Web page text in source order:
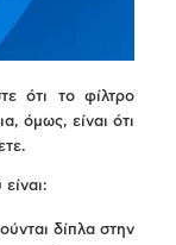
ότι το φίλτρο
όμως, είναι ότι
δίπλα στην